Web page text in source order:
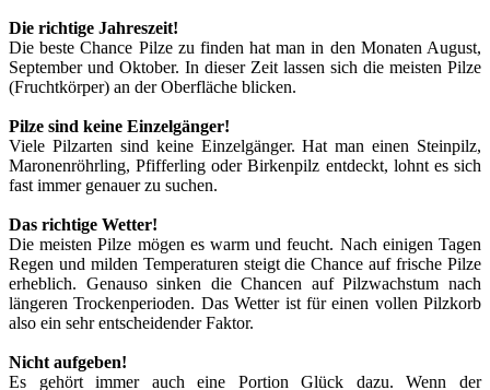
Die richtige Jahreszeit!
Die beste Chance Pilze zu finden hat man in den Monaten August,
September und Oktober. In dieser Zeit lassen sich die meisten Pilze
(Fruchtkörper) an der Oberfläche blicken.
Pilze sind keine Einzelgänger!
Viele Pilzarten sind keine Einzelgänger. Hat man einen Steinpilz,
Maronenröhrling, Pfifferling oder Birkenpilz entdeckt, lohnt es sich
fast immer genauer zu suchen.
Das richtige Wetter!
Die meisten Pilze mögen es warm und feucht. Nach einigen Tagen
Regen und milden Temperaturen steigt die Chance auf frische Pilze
erheblich. Genauso sinken die Chancen auf Pilzwachstum nach
längeren Trockenperioden. Das Wetter ist für einen vollen Pilzkorb
also ein sehr entscheidender Faktor.
Nicht aufgeben!
Es gehört immer auch eine Portion Glück dazu. Wenn der